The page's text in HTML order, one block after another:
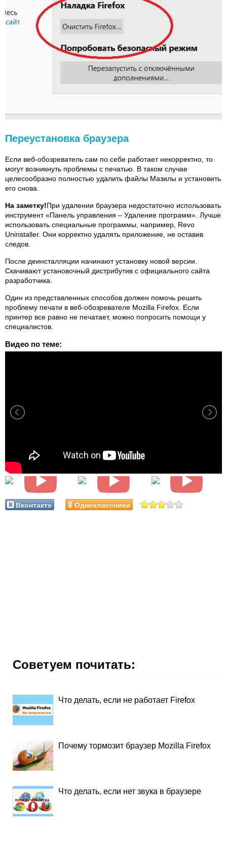
Переустановка браузера
Если веб-обозреватель сам по себе работает некорректно, то
могут возникнуть проблемы с печатью. В таком случае
целесообразно полностью удалить файлы Мазилы и установить
его снова.
На заметку!При удалении браузера недостаточно использовать
инструмент «Панель управления – Удаление программ». Лучше
использовать специальные программы, например, Revo
Uninstaller. Они корректно удалять приложение, не оставив
следов.
После деинсталляции начинают установку новой версии.
Скачивают установочный дистрибутив с официального сайта
разработчика.
Один из представленных способов должен помочь решить
проблему печати в веб-обозревателе Mozilla Firefox. Если
принтер все равно не печатает, можно попросить помощи у
специалистов.
Видео по теме:
Вконтакте Одноклассники
Советуем почитать:
Что делать, если не работает Firefox
Почему тормозит браузер Mozilla Firefox
Что делать, если нет звука в браузере